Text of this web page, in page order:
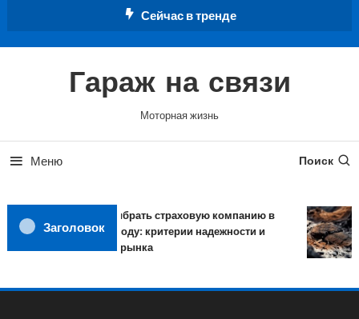
Сейчас в тренде
Гараж на связи
Моторная жизнь
Меню Поиск
Заголовок
Как выбрать страховую компанию в
2026 году: критерии надежности и
обзор рынка